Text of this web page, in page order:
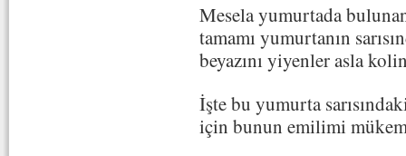
Mesela yumurtada
tamamı yumurtanın
beyazını yiyenler asla
İşte bu yumurta
için bunun emilimi